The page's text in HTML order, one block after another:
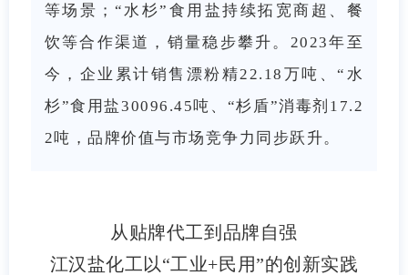
等场景；“水杉”食用盐持续拓宽商超、餐
饮等合作渠道，销量稳步攀升。2023年至
今，企业累计销售漂粉精22.18万吨、“水
杉”食用盐30096.45吨、“杉盾”消毒剂17.2
2吨，品牌价值与市场竞争力同步跃升。
从贴牌代工到品牌自强
江汉盐化工以“工业+民用”的创新实践